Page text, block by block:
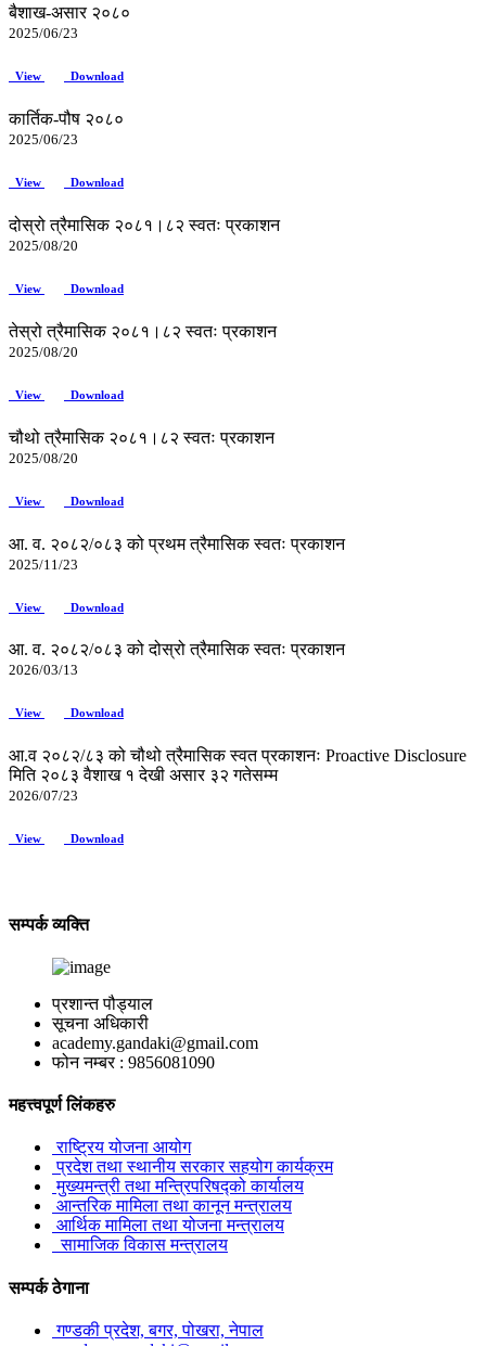
बैशाख-असार २०८०
2025/06/23
View Download
कार्तिक-पौष २०८०
2025/06/23
View Download
दोस्रो त्रैमासिक २०८१।८२ स्वतः प्रकाशन
2025/08/20
View Download
तेस्रो त्रैमासिक २०८१।८२ स्वतः प्रकाशन
2025/08/20
View Download
चौथो त्रैमासिक २०८१।८२ स्वतः प्रकाशन
2025/08/20
View Download
आ. व. २०८२/०८३ को प्रथम त्रैमासिक स्वतः प्रकाशन
2025/11/23
View Download
आ. व. २०८२/०८३ को दोस्रो त्रैमासिक स्वतः प्रकाशन
2026/03/13
View Download
आ.व २०८२/८३ को चौथो त्रैमासिक स्वत प्रकाशनः Proactive Disclosure
मिति २०८३ वैशाख १ देखी असार ३२ गतेसम्म
2026/07/23
View Download
सम्पर्क व्यक्ति
प्रशान्त पौड्याल
सूचना अधिकारी
academy.gandaki@gmail.com
फोन नम्बर : 9856081090
महत्त्वपूर्ण लिंकहरु
राष्ट्रिय योजना आयोग
प्रदेश तथा स्थानीय सरकार सहयोग कार्यक्रम
मुख्यमन्त्री तथा मन्त्रिपरिषद्को कार्यालय
आन्तरिक मामिला तथा कानून मन्त्रालय
आर्थिक मामिला तथा योजना मन्त्रालय
सामाजिक विकास मन्त्रालय
सम्पर्क ठेगाना
गण्डकी प्रदेश, बगर, पोखरा, नेपाल